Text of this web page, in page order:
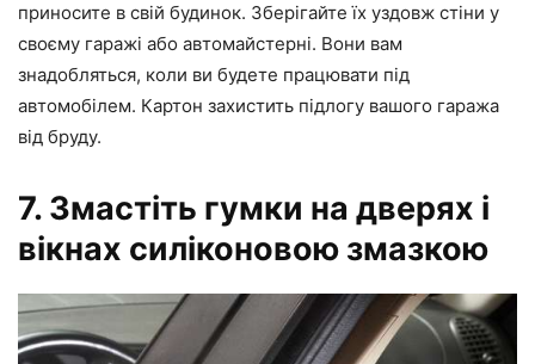
приносите в свій будинок. Зберігайте їх уздовж стіни у
своєму гаражі або автомайстерні. Вони вам
знадобляться, коли ви будете працювати під
автомобілем. Картон захистить підлогу вашого гаража
від бруду.
7. Змастіть гумки на дверях і
вікнах силіконовою змазкою